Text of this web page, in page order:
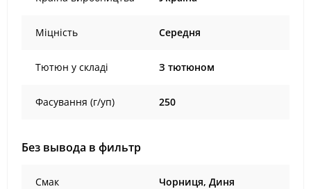
Міцність Середня
Тютюн у складі З тютюном
Фасування (г/уп) 250
Без вывода в фильтр
Смак Чорниця, Диня